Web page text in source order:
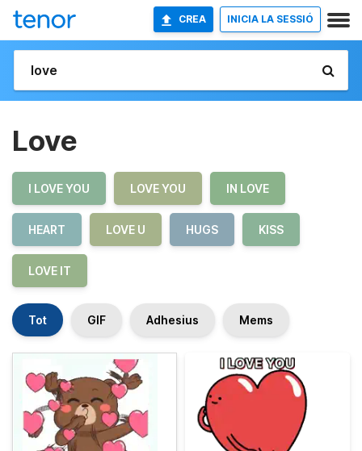
CREA INICIA LA SESSIÓ
Love
I LOVE YOU LOVE YOU IN LOVE
HEART LOVE U HUGS KISS
LOVE IT
Tot GIF Adhesius Mems